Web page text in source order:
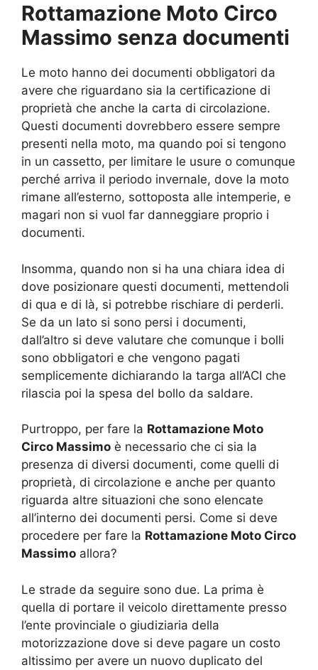
Rottamazione Moto Circo
Massimo senza documenti
Le moto hanno dei documenti obbligatori da
avere che riguardano sia la certificazione di
proprietà che anche la carta di circolazione.
Questi documenti dovrebbero essere sempre
presenti nella moto, ma quando poi si tengono
in un cassetto, per limitare le usure o comunque
perché arriva il periodo invernale, dove la moto
rimane all’esterno, sottoposta alle intemperie, e
magari non si vuol far danneggiare proprio i
documenti.
Insomma, quando non si ha una chiara idea di
dove posizionare questi documenti, mettendoli
di qua e di là, si potrebbe rischiare di perderli.
Se da un lato si sono persi i documenti,
dall’altro si deve valutare che comunque i bolli
sono obbligatori e che vengono pagati
semplicemente dichiarando la targa all’ACI che
rilascia poi la spesa del bollo da saldare.
Purtroppo, per fare la Rottamazione Moto
Circo Massimo è necessario che ci sia la
presenza di diversi documenti, come quelli di
proprietà, di circolazione e anche per quanto
riguarda altre situazioni che sono elencate
all’interno dei documenti persi. Come si deve
procedere per fare la Rottamazione Moto Circo
Massimo allora?
Le strade da seguire sono due. La prima è
quella di portare il veicolo direttamente presso
l’ente provinciale o giudiziaria della
motorizzazione dove si deve pagare un costo
altissimo per avere un nuovo duplicato del